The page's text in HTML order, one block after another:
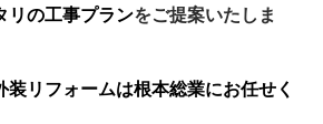
リの工事プランをご提案いたしま
装リフォームは根本総業にお任せく